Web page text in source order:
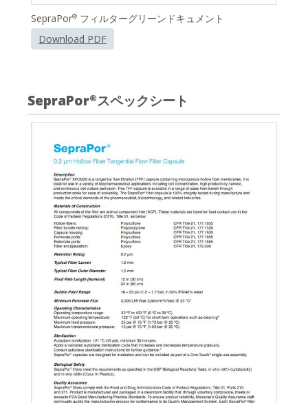
SepraPor® フィルターグリーンドキュメント
Download PDF
SepraPor®スペックシート